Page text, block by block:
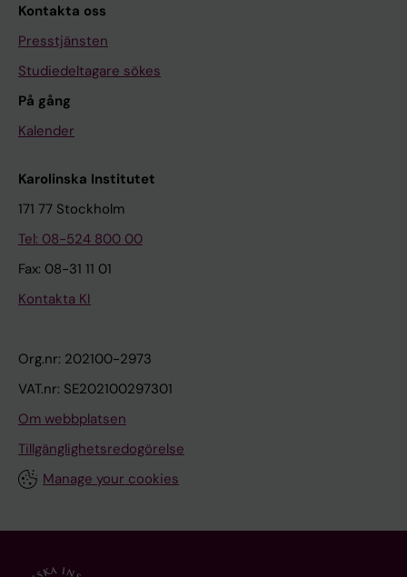
Kontakta oss
Presstjänsten
Studiedeltagare sökes
På gång
Kalender
Karolinska Institutet
171 77 Stockholm
Tel: 08-524 800 00
Fax: 08-31 11 01
Kontakta KI
Org.nr: 202100-2973
VAT.nr: SE202100297301
Om webbplatsen
Tillgänglighetsredogörelse
Manage your cookies